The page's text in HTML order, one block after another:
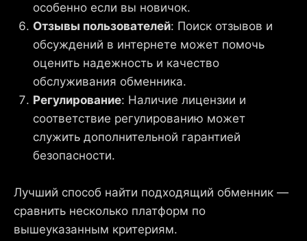
особенно если вы новичок.
Отзывы пользователей: Поиск отзывов и
обсуждений в интернете может помочь
оценить надежность и качество
обслуживания обменника.
Регулирование: Наличие лицензии и
соответствие регулированию может
служить дополнительной гарантией
безопасности.
Лучший способ найти подходящий обменник —
сравнить несколько платформ по
вышеуказанным критериям.